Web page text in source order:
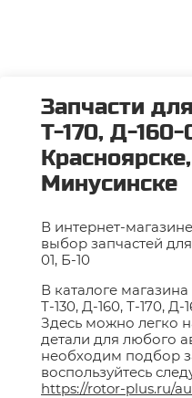
Запчасти
Т-170, Д-160-
Минусинске
В интернет-
выбор запчастей для
01, Б-10
В каталоге магазина
Т-130, Д-160, Т-170, Д-
Здесь можно легко
детали для любого
необходим подбор
воспользуйтесь
https://rotor-plus.ru/